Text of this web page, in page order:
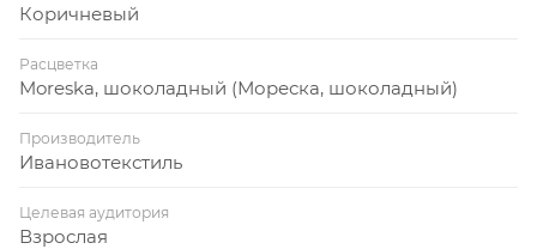
Коричневый
Расцветка
Moreska, шоколадный (Мореска, шоколадный)
Производитель
Ивановотекстиль
Целевая аудитория
Взрослая